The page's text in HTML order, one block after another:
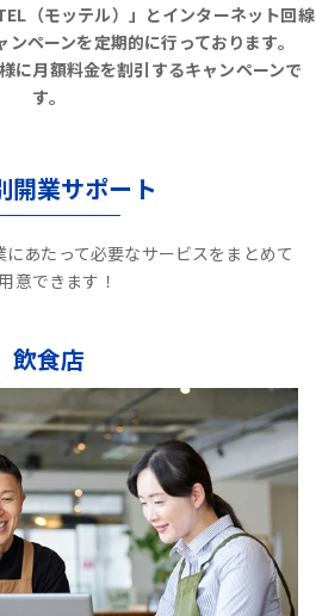
（モッテル）」とインターネット回線
ンペーンを定期的に行っております。
に月額料金を割引するキャンペーンで
す。
開業サポート
あたって必要なサービスをまとめて
意できます！
飲食店